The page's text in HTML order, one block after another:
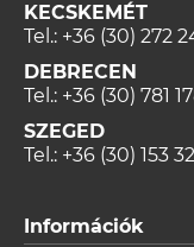
KECSKEMÉT
Tel.: +36 (30) 272
DEBRECEN
Tel.: +36 (30) 781
SZEGED
Tel.: +36 (30) 153
Információk